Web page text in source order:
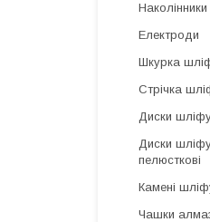
Наколінники
Електроди
Шкурка
Стрічка
Диски
Диски
пелюсткові
Камені
Чашки